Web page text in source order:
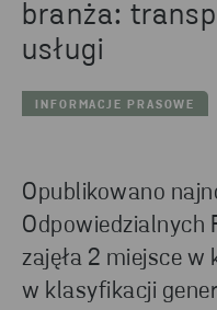
branża:
usługi
INFORMACJE PRASOWE
Opublikowano
Odpowiedzialnych
zajęła 2 miejsce
w klasyfikacji